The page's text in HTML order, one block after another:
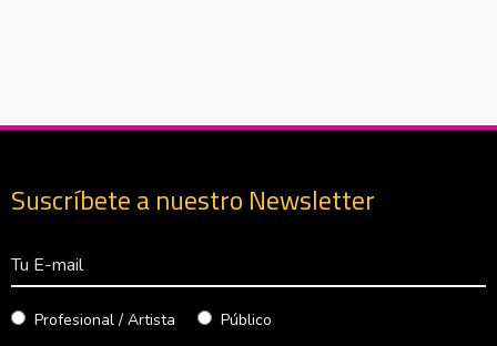
Suscríbete a nuestro Newsletter
Correo Electrónico
Profesional / Artista
Público